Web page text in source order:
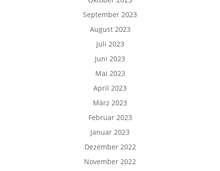
September 2023
August 2023
Juli 2023
Juni 2023
Mai 2023
April 2023
März 2023
Februar 2023
Januar 2023
Dezember 2022
November 2022